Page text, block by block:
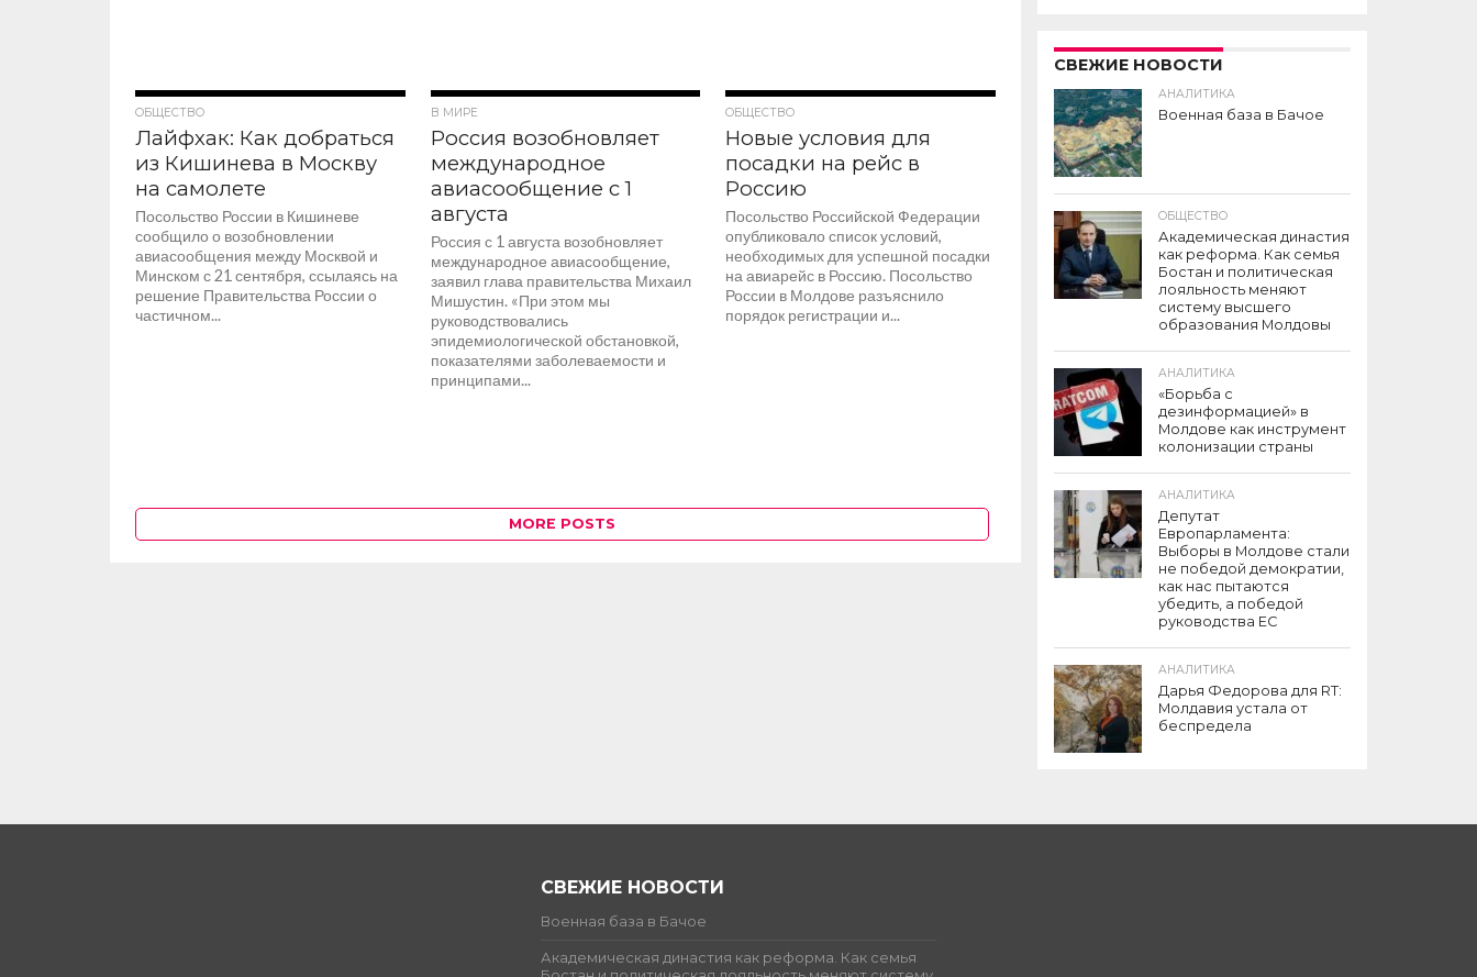
ОБЩЕСТВО
Лайфхак: Как добраться
из Кишинева в Москву
на самолете
Посольство России в Кишиневе
сообщило о возобновлении
авиасообщения между Москвой и
Минском с 21 сентября, ссылаясь на
решение Правительства России о
частичном...
В МИРЕ
Россия возобновляет
международное
авиасообщение с 1
августа
Россия с 1 августа возобновляет
международное авиасообщение,
заявил глава правительства Михаил
Мишустин. «При этом мы
руководствовались
эпидемиологической обстановкой,
показателями заболеваемости и
принципами...
ОБЩЕСТВО
Новые условия для
посадки на рейс в
Россию
Посольство Российской Федерации
опубликовало список условий,
необходимых для успешной посадки
на авиарейс в Россию. Посольство
России в Молдове разъяснило
порядок регистрации и...
MORE POSTS
СВЕЖИЕ НОВОСТИ
АНАЛИТИКА
Военная база в Бачое
ОБЩЕСТВО
Академическая династия
как реформа. Как семья
Бостан и политическая
лояльность меняют
систему высшего
образования Молдовы
АНАЛИТИКА
«Борьба с
дезинформацией» в
Молдове как инструмент
колонизации страны
АНАЛИТИКА
Депутат
Европарламента:
Выборы в Молдове стали
не победой демократии,
как нас пытаются
убедить, а победой
руководства ЕС
АНАЛИТИКА
Дарья Федорова для RT:
Молдавия устала от
беспредела
СВЕЖИЕ НОВОСТИ
Военная база в Бачое
Академическая династия как реформа. Как семья